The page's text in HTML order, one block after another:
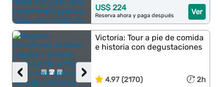
Ver
US$ 224
Reserva ahora y paga después
›
‹
Victoria: Tour a pie de comida
e historia con degustaciones
4.97 (2170) 2h